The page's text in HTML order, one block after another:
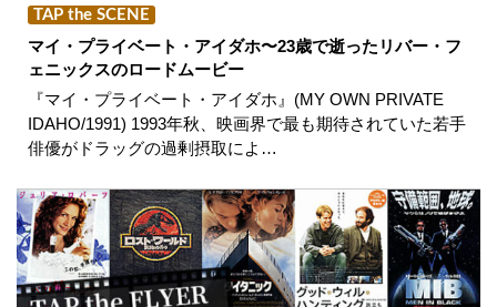
TAP the SCENE
マイ・プライベート・アイダホ〜23歳で逝ったリバー・フ
ェニックスのロードムービー
『マイ・プライベート・アイダホ』(MY OWN PRIVATE
IDAHO/1991) 1993年秋、映画界で最も期待されていた若手
俳優がドラッグの過剰摂取によ…